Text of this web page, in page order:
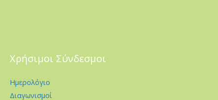
Χρήσιμοι Σύνδεσμοι
Ημερολόγιο
Διαγωνισμοί